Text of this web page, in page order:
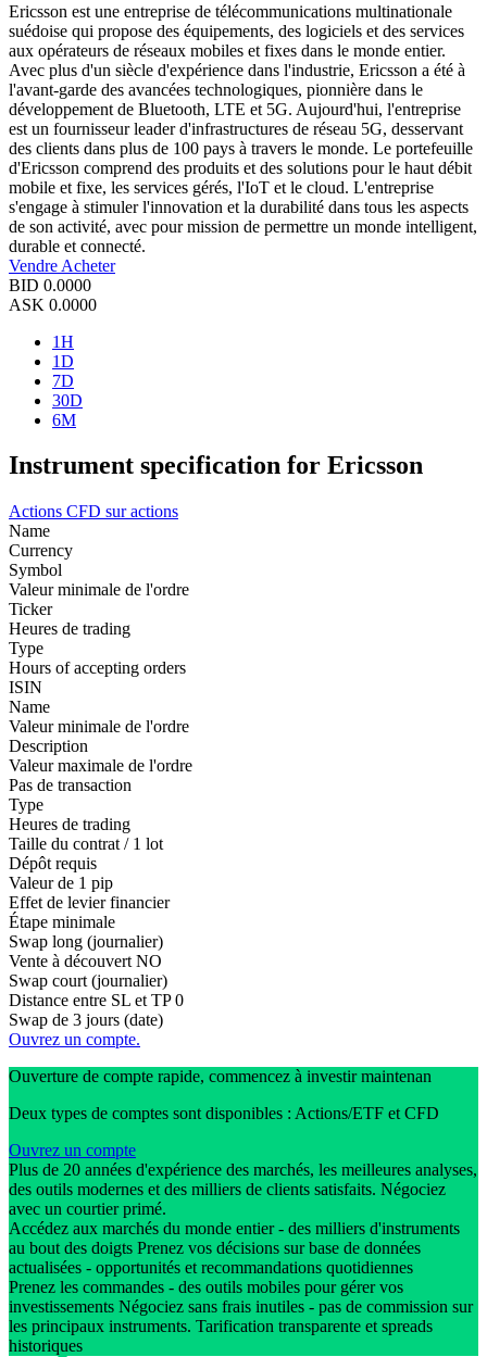
Ericsson est une entreprise de télécommunications multinationale
suédoise qui propose des équipements, des logiciels et des services
aux opérateurs de réseaux mobiles et fixes dans le monde entier.
Avec plus d'un siècle d'expérience dans l'industrie, Ericsson a été à
l'avant-garde des avancées technologiques, pionnière dans le
développement de Bluetooth, LTE et 5G. Aujourd'hui, l'entreprise
est un fournisseur leader d'infrastructures de réseau 5G, desservant
des clients dans plus de 100 pays à travers le monde. Le portefeuille
d'Ericsson comprend des produits et des solutions pour le haut débit
mobile et fixe, les services gérés, l'IoT et le cloud. L'entreprise
s'engage à stimuler l'innovation et la durabilité dans tous les aspects
de son activité, avec pour mission de permettre un monde intelligent,
durable et connecté.
Vendre Acheter
BID 0.0000
ASK 0.0000
1H
1D
7D
30D
6M
Instrument specification for Ericsson
Actions CFD sur actions
Name
Currency
Symbol
Valeur minimale de l'ordre
Ticker
Heures de trading
Type
Hours of accepting orders
ISIN
Name
Valeur minimale de l'ordre
Description
Valeur maximale de l'ordre
Pas de transaction
Type
Heures de trading
Taille du contrat / 1 lot
Dépôt requis
Valeur de 1 pip
Effet de levier financier
Étape minimale
Swap long (journalier)
Vente à découvert NO
Swap court (journalier)
Distance entre SL et TP 0
Swap de 3 jours (date)
Ouvrez un compte.
Ouverture de compte rapide, commencez à investir maintenan
Deux types de comptes sont disponibles : Actions/ETF et CFD
Ouvrez un compte
Plus de 20 années d'expérience des marchés, les meilleures analyses,
des outils modernes et des milliers de clients satisfaits. Négociez
avec un courtier primé.
Accédez aux marchés du monde entier - des milliers d'instruments
au bout des doigts Prenez vos décisions sur base de données
actualisées - opportunités et recommandations quotidiennes
Prenez les commandes - des outils mobiles pour gérer vos
investissements Négociez sans frais inutiles - pas de commission sur
les principaux instruments. Tarification transparente et spreads
historiques